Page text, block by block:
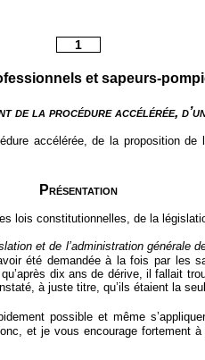
1
et sapeurs-
de la procédure accélérée,
accélérée, de la proposition
Présentation
lois constitutionnelles, de la
et de l’administration générale
été demandée à la fois par les
dix ans de dérive, il fallait
à juste titre, qu’ils étaient la
possible et même
et je vous encourage